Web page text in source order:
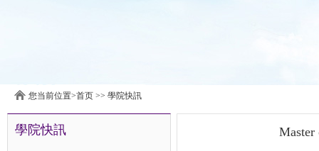
您当前位置>首页 >> 學院快訊
學院快訊 Master